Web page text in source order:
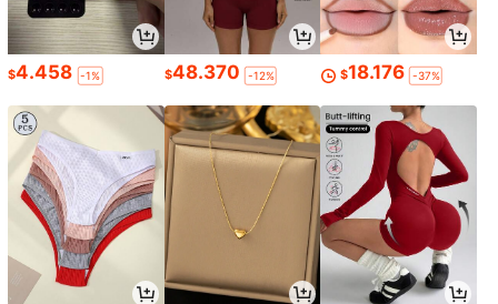
$4.458 -1% $48.370 -12% $18.176 -37%